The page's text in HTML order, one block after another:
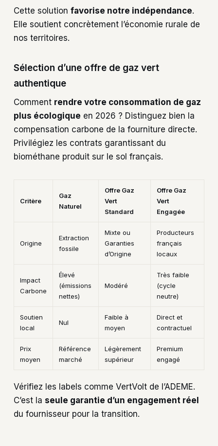
Cette solution favorise notre indépendance.
Elle soutient concrètement l’économie rurale de
nos territoires.
Sélection d’une offre de gaz vert
authentique
Comment rendre votre consommation de gaz
plus écologique en 2026 ? Distinguez bien la
compensation carbone de la fourniture directe.
Privilégiez les contrats garantissant du
biométhane produit sur le sol français.
Critère
Gaz
Naturel
Offre Gaz
Vert
Standard
Offre Gaz
Vert
Engagée
Origine
Extraction
fossile
Mixte ou
Garanties
d’Origine
Producteurs
français
locaux
Impact
Carbone
Élevé
(émissions
nettes)
Modéré
Très faible
(cycle
neutre)
Soutien
local
Nul
Faible à
moyen
Direct et
contractuel
Prix
moyen
Référence
marché
Légèrement
supérieur
Premium
engagé
Vérifiez les labels comme VertVolt de l’ADEME.
C’est la seule garantie d’un engagement réel
du fournisseur pour la transition.